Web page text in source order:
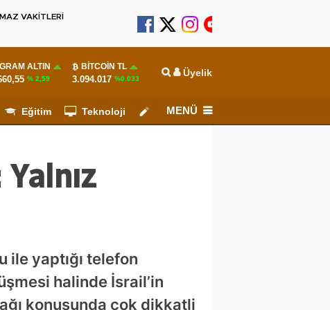
VAKİTLERİ
GRAM ALTIN
% 2,59
BITCOIN TL
3.094.017 %0.033 Üyelik
Eğitim Teknoloji Köşe Yazarları
MENÜ
ile yaptığı telefon
halinde İsrail’in
konusunda çok dikkatli